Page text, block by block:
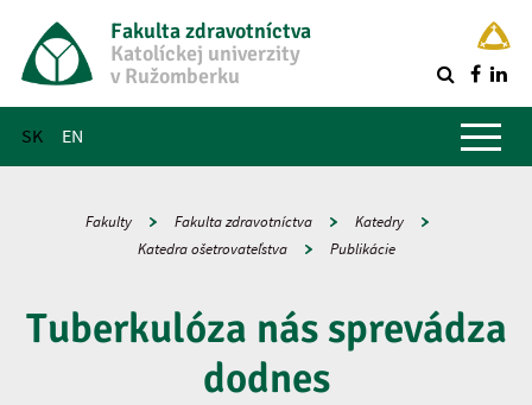
Fakulta zdravotníctva
Katolíckej univerzity
v Ružomberku
SK EN
Hlavné menu
Fakulty Fakulta zdravotníctva
Katedry
Katedra ošetrovateľstva
Publikácie
Tuberkulóza nás sprevádza
dodnes